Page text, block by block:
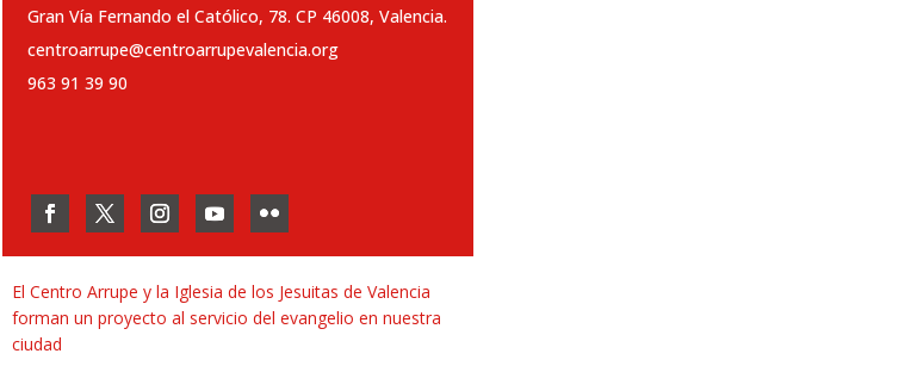
Gran Vía Fernando el Católico, 78. CP 46008, Valencia.
centroarrupe@centroarrupevalencia.org
963 91 39 90
El Centro Arrupe y la Iglesia de los Jesuitas de Valencia
forman un proyecto al servicio del evangelio en nuestra
ciudad